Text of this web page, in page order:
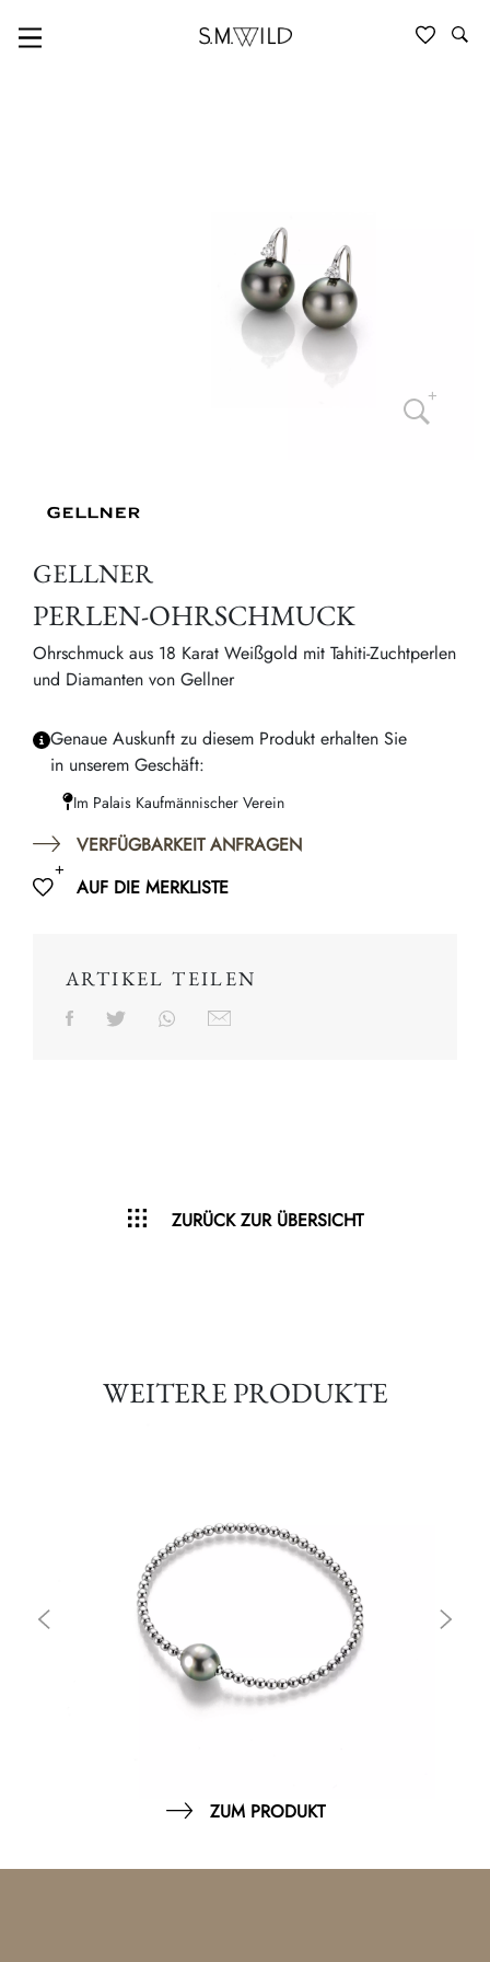
GELLNER
PERLEN-OHRSCHMUCK
Ohrschmuck aus 18 Karat Weißgold mit Tahiti-Zuchtperlen
und Diamanten von Gellner
Genaue Auskunft zu diesem Produkt erhalten Sie
in unserem Geschäft:
Im Palais Kaufmännischer Verein
VERFÜGBARKEIT ANFRAGEN
AUF DIE MERKLISTE
ARTIKEL TEILEN
ZURÜCK ZUR ÜBERSICHT
WEITERE PRODUKTE
ZUM PRODUKT